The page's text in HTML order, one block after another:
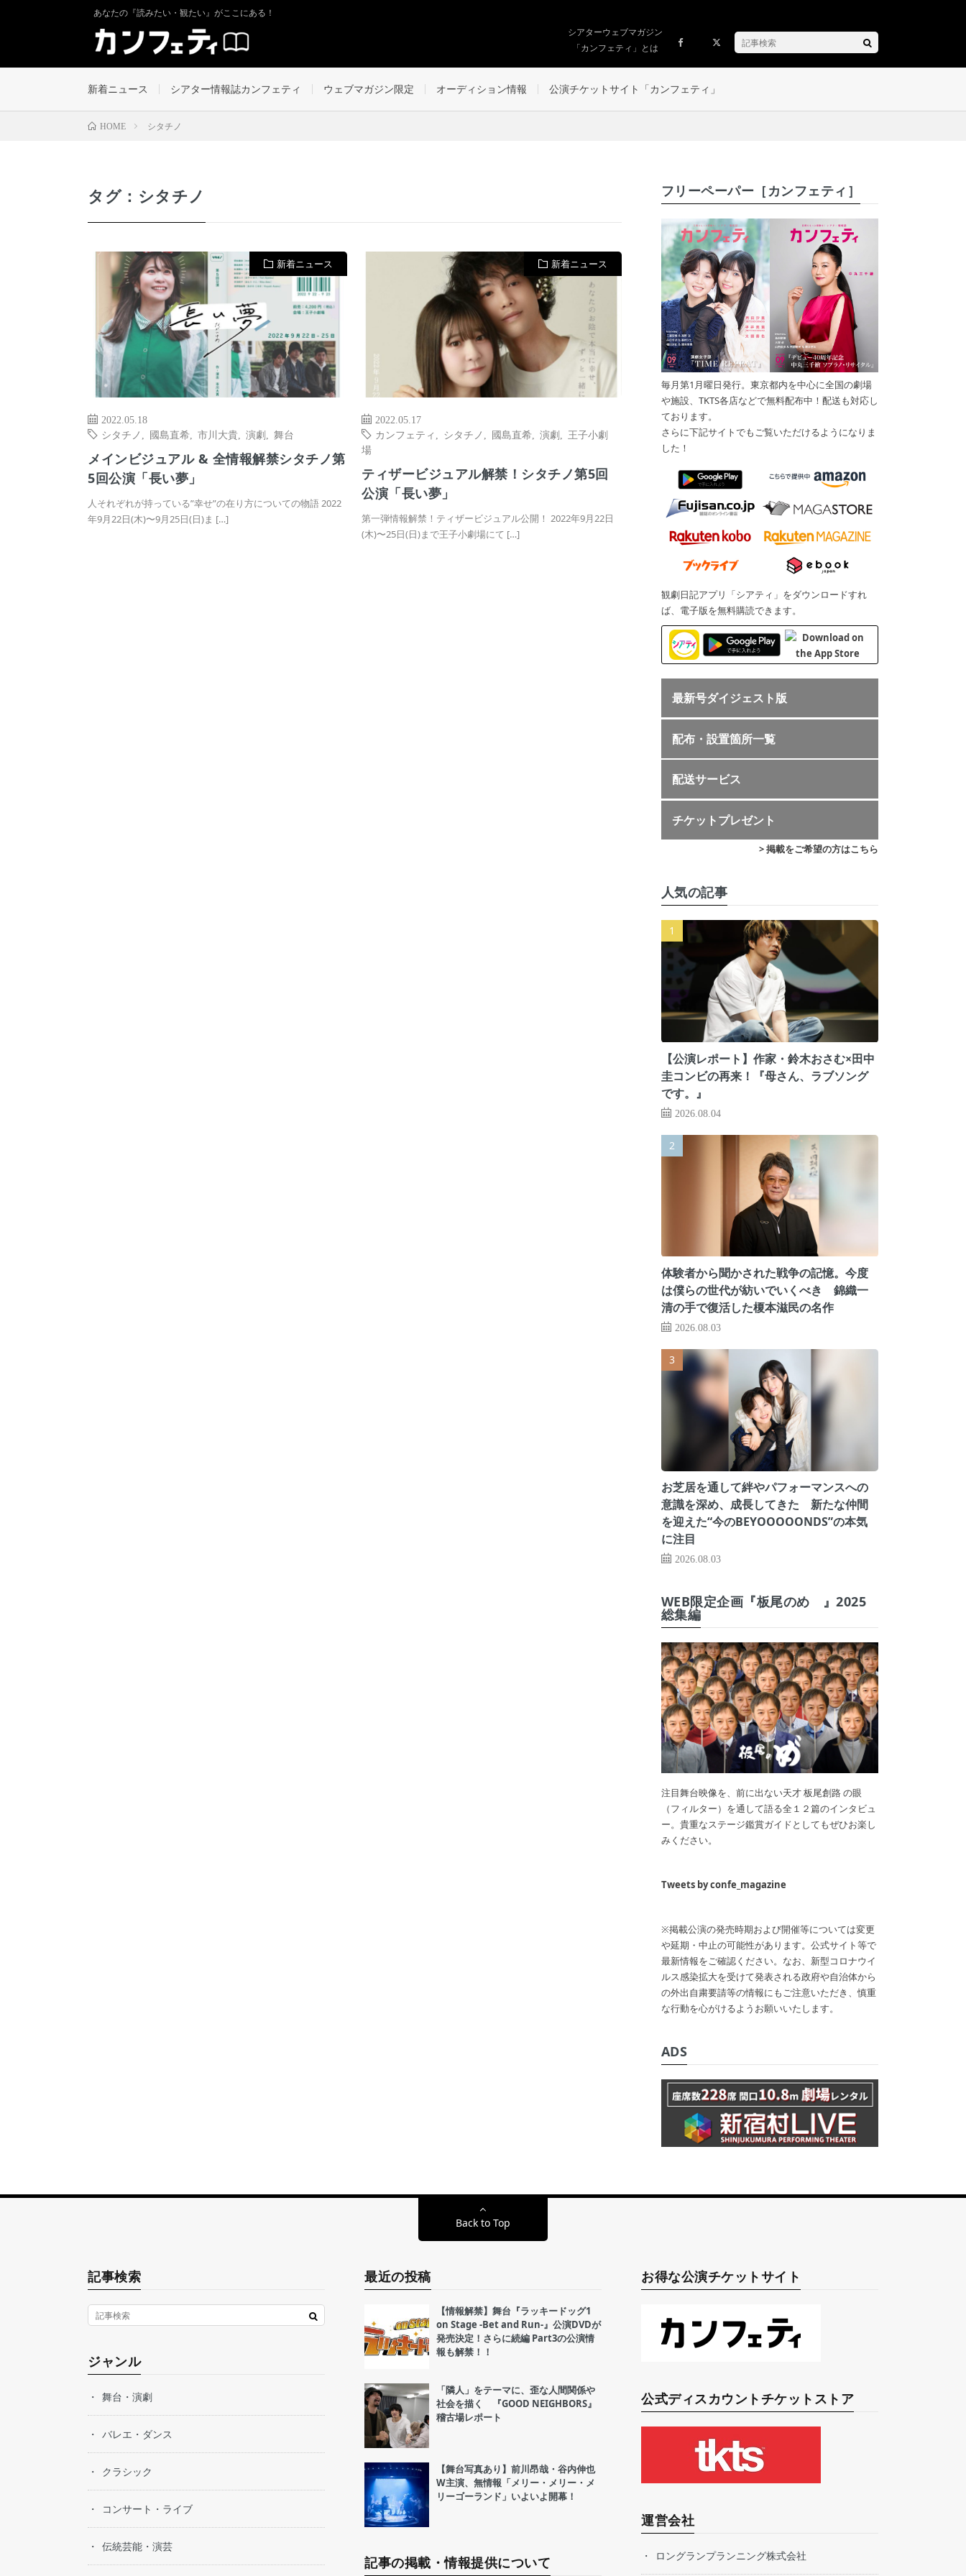
あなたの『読みたい・観たい』がここにある！
シアターウェブマガジン
「カンフェティ」とは
新着ニュース シアター情報誌カンフェティ ウェブマガジン限定 オーディション情報 公演チケットサイト「カンフェティ」
HOME シタチノ
タグ：シタチノ
新着ニュース
2022.05.18
シタチノ
國島直希 市川大貴 演劇 舞台
メインビジュアル & 全情報解禁シタチノ第
5回公演「長い夢」
人それぞれが持っている”幸せ”の在り方についての物語 2022
年9月22日(木)〜9月25日(日)ま […]
新着ニュース
2022.05.17
カンフェティ
シタチノ 國島直希 ,演劇
王子小劇
場
ティザービジュアル解禁！シタチノ第5回
公演「長い夢」
第一弾情報解禁！ティザービジュアル公開！ 2022年9月22日
(木)〜25日(日)まで王子小劇場にて […]
フリーペーパー［カンフェティ］
毎月第1月曜日発行。東京都内を中心に全国の劇場
や施設、TKTS各店などで無料配布中！配送も対応し
ております。
さらに下記サイトでもご覧いただけるようになりま
した！
観劇日記アプリ「シアティ」をダウンロードすれ
ば、電子版を無料購読できます。
最新号ダイジェスト版
配布・設置箇所一覧
配送サービス
チケットプレゼント
> 掲載をご希望の方はこちら
人気の記事
【公演レポート】作家・鈴木おさむ×田中
圭コンビの再来！『母さん、ラブソング
です。』
2026.08.04
体験者から聞かされた戦争の記憶。今度
は僕らの世代が紡いでいくべき 錦織一
清の手で復活した榎本滋民の名作
2026.08.03
お芝居を通して絆やパフォーマンスへの
意識を深め、成長してきた 新たな仲間
を迎えた“今のBEYOOOOONDS”の本気
に注目
2026.08.03
WEB限定企画『板尾のめ゙』2025
総集編
注目舞台映像を、前に出ない天才 板尾創路 の眼
（フィルター）を通して語る全１２篇のインタビュ
ー。貴重なステージ鑑賞ガイドとしてもぜひお楽し
みください。
Tweets by confe_magazine
※掲載公演の発売時期および開催等については変更
や延期・中止の可能性があります。公式サイト等で
最新情報をご確認ください。なお、新型コロナウイ
ルス感染拡大を受けて発表される政府や自治体から
の外出自粛要請等の情報にもご注意いただき、慎重
な行動を心がけるようお願いいたします。
ADS
Back to Top
記事検索
ジャンル
舞台・演劇
バレエ・ダンス
クラシック
コンサート・ライブ
伝統芸能・演芸
最近の投稿
【情報解禁】舞台『ラッキードッグ1
on Stage -Bet and Run-』公演DVDが
発売決定！さらに続編 Part3の公演情
報も解禁！！
「隣人」をテーマに、歪な人間関係や
社会を描く 『GOOD NEIGHBORS』
稽古場レポート
【舞台写真あり】前川昂哉・谷内伸也
W主演、無情報「メリー・メリー・メ
リーゴーランド」いよいよ開幕！
記事の掲載・情報提供について
お得な公演チケットサイト
公式ディスカウントチケットストア
運営会社
ロングランプランニング株式会社